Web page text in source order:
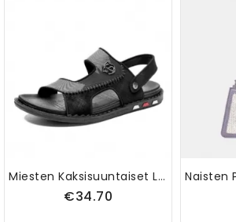
Miesten Kaksisuuntaiset Luistamattomat Kevyet Vapaa-Ajan Sandaalit
€34.70